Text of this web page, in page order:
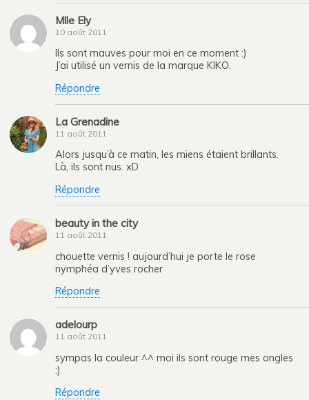
Mlle Ely
10 août 2011
Ils sont mauves pour moi en ce moment :)
J’ai utilisé un vernis de la marque KIKO.
Répondre
La Grenadine
11 août 2011
Alors jusqu’à ce matin, les miens étaient brillants.
Là, ils sont nus. xD
Répondre
beauty in the city
11 août 2011
chouette vernis ! aujourd’hui je porte le rose
nymphéa d’yves rocher
Répondre
adelourp
11 août 2011
sympas la couleur ^^ moi ils sont rouge mes ongles
:)
Répondre